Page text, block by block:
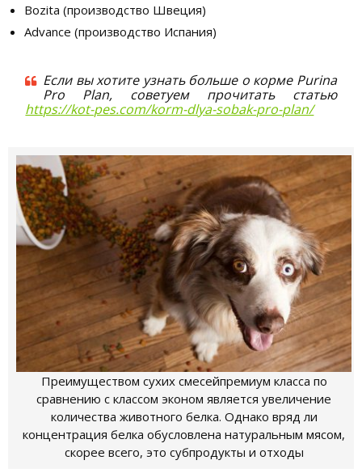
Bozita (производство Швеция)
Advance (производство Испания)
Если вы хотите узнать больше о корме Purina
Pro Plan, советуем прочитать статью
https://kot-pes.com/korm-dlya-sobak-pro-plan/
Преимуществом сухих смесейпремиум класса по
сравнению с классом эконом является увеличение
количества животного белка. Однако вряд ли
концентрация белка обусловлена натуральным мясом,
скорее всего, это субпродукты и отходы